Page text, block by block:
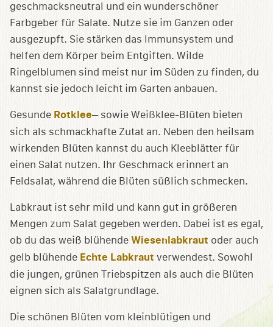
geschmacksneutral und ein wunderschöner
Farbgeber für Salate. Nutze sie im Ganzen oder
ausgezupft. Sie stärken das Immunsystem und
helfen dem Körper beim Entgiften. Wilde
Ringelblumen sind meist nur im Süden zu finden, du
kannst sie jedoch leicht im Garten anbauen.
Gesunde Rotklee– sowie Weißklee-Blüten bieten
sich als schmackhafte Zutat an. Neben den heilsam
wirkenden Blüten kannst du auch Kleeblätter für
einen Salat nutzen. Ihr Geschmack erinnert an
Feldsalat, während die Blüten süßlich schmecken.
Labkraut ist sehr mild und kann gut in größeren
Mengen zum Salat gegeben werden. Dabei ist es egal,
ob du das weiß blühende Wiesenlabkraut oder auch
gelb blühende Echte Labkraut verwendest. Sowohl
die jungen, grünen Triebspitzen als auch die Blüten
eignen sich als Salatgrundlage.
Die schönen Blüten vom kleinblütigen und